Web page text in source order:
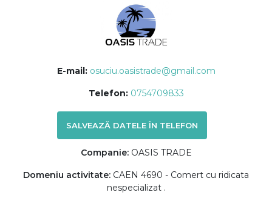
E-mail: osuciu.oasistrade@gmail.com
Telefon: 0754709833
SALVEAZĂ DATELE ÎN TELEFON
Companie:OASIS TRADE
Domeniu activitate: CAEN 4690 - Comert cu ridicata
nespecializat .